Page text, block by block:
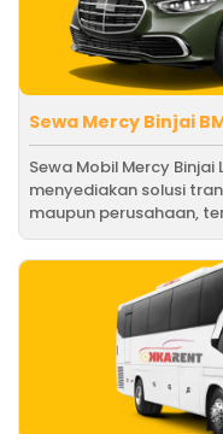
Sewa Mercy Binjai
Sewa Mobil Mercy
menyediakan solusi
maupun perusahaan,